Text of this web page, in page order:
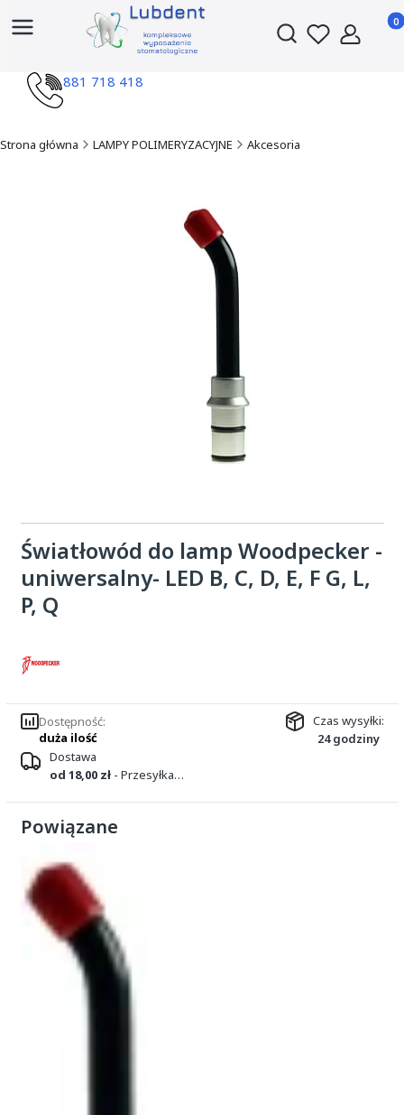
Otwórz wyszukiwarkę
881 718 418
Strona główna LAMPY POLIMERYZACYJNE Akcesoria
Światłowód do lamp Woodpecker -
uniwersalny- LED B, C, D, E, F G, L,
P, Q
Dostępność:
duża ilość
Czas wysyłki:
24 godziny
Dostawa
od 18,00 zł - Przesyłka kurierska DPD
Powiązane